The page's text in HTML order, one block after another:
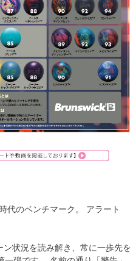
代のベンチマーク。 アラート
状況を読み解き、常に一歩先を